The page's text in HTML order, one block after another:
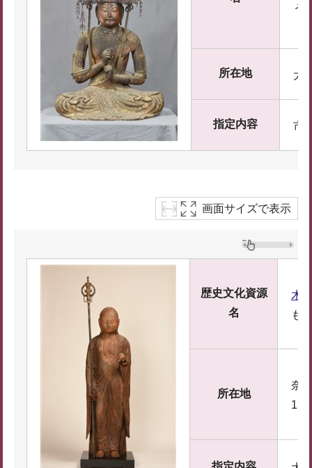
う
所在地 大
指定内容 市
画面サイズで表示
歴史文化資源
名
木
も
所在地
奈
1